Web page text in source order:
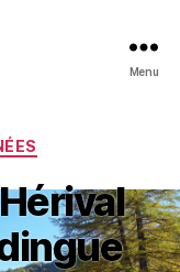
Menu